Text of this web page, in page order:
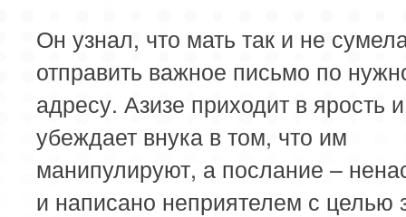
Он узнал, что мать так и не
отправить важное письмо по
адресу. Азизе приходит в ярость и
убеждает внука в том, что им
манипулируют, а послание –
и написано неприятелем с целью